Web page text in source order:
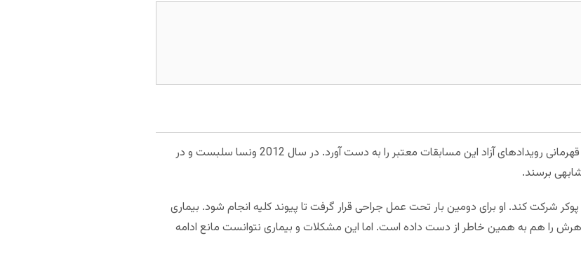
هارمان اولین پوکرباز زنی بود که توانست دو دستبند قهرمانی رویدادهای آزاد این مسابقات معتبر را به دست آورد. در سال 2012 ونسا سلبست و در
های پوکر شرکت کند. او برای دومین بار تحت عمل جراحی قرار گرفت تا پیوند کلیه انجام شود. بیماری
را هم به همین خاطر از دست داده است. اما این مشکلات و بیماری نتوانست مانع ادامه